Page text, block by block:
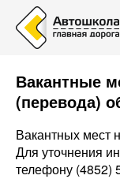
+7
Вакантные
(перевода)
Вакантных мест
Для уточнения
телефону (4852)